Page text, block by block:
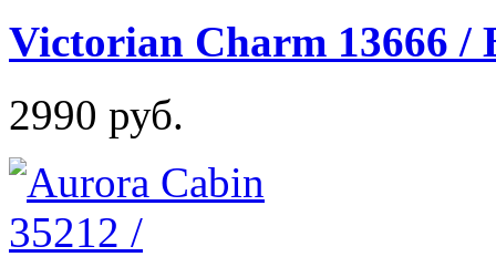
Victorian Charm 13666
2990 руб.